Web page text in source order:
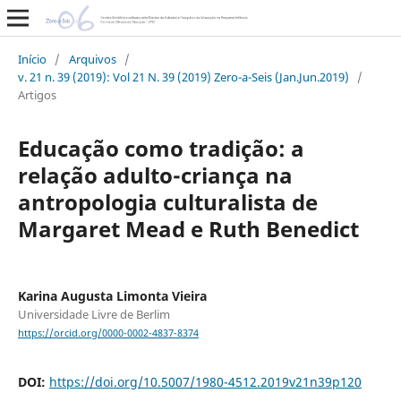
Início / Arquivos /
v. 21 n. 39 (2019): Vol 21 N. 39 (2019) Zero-a-Seis (Jan.Jun.2019)
/
Artigos
Educação como tradição: a
relação adulto-criança na
antropologia culturalista de
Margaret Mead e Ruth Benedict
Karina Augusta Limonta Vieira
Universidade Livre de Berlim
https://orcid.org/0000-0002-4837-8374
DOI: https://doi.org/10.5007/1980-4512.2019v21n39p120